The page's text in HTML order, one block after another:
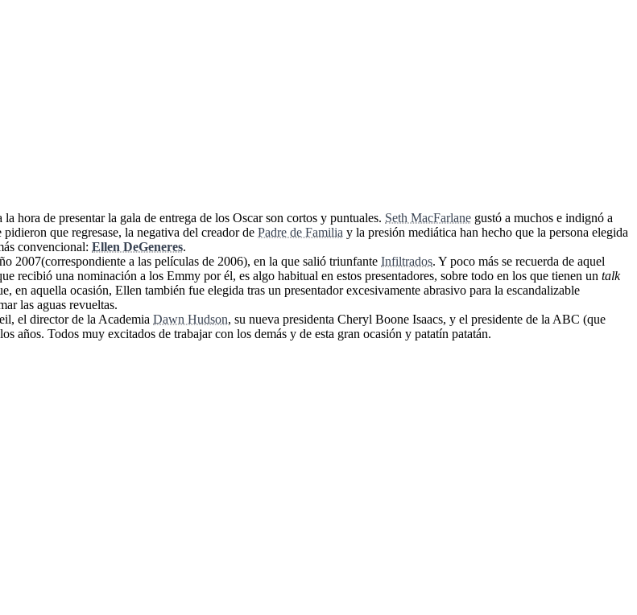
la hora de presentar la gala de entrega de los Oscar son cortos y puntuales. Seth MacFarlane gustó a muchos e indignó a
pidieron que regresase, la negativa del creador de Padre de Familia y la presión mediática han hecho que la persona elegida
convencional: Ellen DeGeneres.
2007(correspondiente a las películas de 2006), en la que salió triunfante Infiltrados. Y poco más se recuerda de aquel
recibió una nominación a los Emmy por él, es algo habitual en estos presentadores, sobre todo en los que tienen un talk
en aquella ocasión, Ellen también fue elegida tras un presentador excesivamente abrasivo para la escandalizable
las aguas revueltas.
el director de la Academia Dawn Hudson, su nueva presidenta Cheryl Boone Isaacs, y el presidente de la ABC (que
años. Todos muy excitados de trabajar con los demás y de esta gran ocasión y patatín patatán.